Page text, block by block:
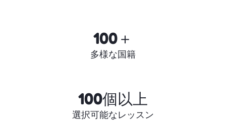
100＋
多様な国籍
100個以上
選択可能なレッスン